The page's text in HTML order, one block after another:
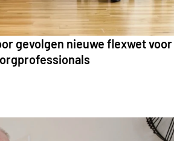
gevolgen nieuwe flexwet voor